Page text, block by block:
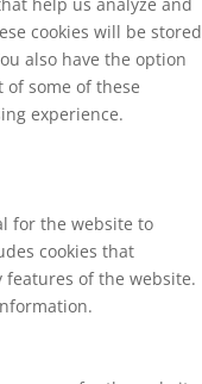
cookies will be stored
also have the option
some of these
experience.
for the website to
cookies that
of the website.